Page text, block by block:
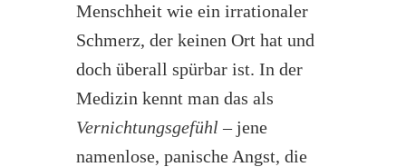
Menschheit wie ein irrationaler
Schmerz, der keinen Ort hat und
doch überall spürbar ist. In der
Medizin kennt man das als
Vernichtungsgefühl – jene
namenlose, panische Angst, die